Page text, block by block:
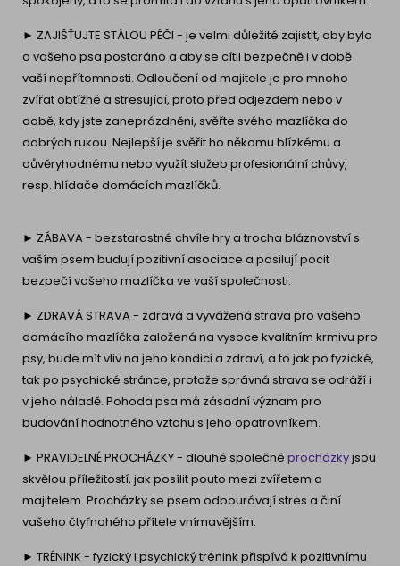
► ZAJIŠŤUJTE STÁLOU PÉČI - je velmi důležité zajistit, aby bylo
o vašeho psa postaráno a aby se cítil bezpečně i v době
vaší nepřítomnosti. Odloučení od majitele je pro mnoho
zvířat obtížné a stresující, proto před odjezdem nebo v
době, kdy jste zaneprázdněni, svěřte svého mazlíčka do
dobrých rukou. Nejlepší je svěřit ho někomu blízkému a
důvěryhodnému nebo využít služeb profesionální chůvy,
resp. hlídače domácích mazlíčků.
► ZÁBAVA - bezstarostné chvíle hry a trocha bláznovství s
vaším psem budují pozitivní asociace a posilují pocit
bezpečí vašeho mazlíčka ve vaší společnosti.
► ZDRAVÁ STRAVA - zdravá a vyvážená strava pro vašeho
domácího mazlíčka založená na vysoce kvalitním krmivu pro
psy, bude mít vliv na jeho kondici a zdraví, a to jak po fyzické,
tak po psychické stránce, protože správná strava se odráží i
v jeho náladě. Pohoda psa má zásadní význam pro
budování hodnotného vztahu s jeho opatrovníkem.
► PRAVIDELNÉ PROCHÁZKY - dlouhé společné procházkyjsou
skvělou příležitostí, jak posílit pouto mezi zvířetem a
majitelem. Procházky se psem odbourávají stres a činí
vašeho čtyřnohého přítele vnímavějším.
► TRÉNINK - fyzický i psychický trénink přispívá k pozitivnímu